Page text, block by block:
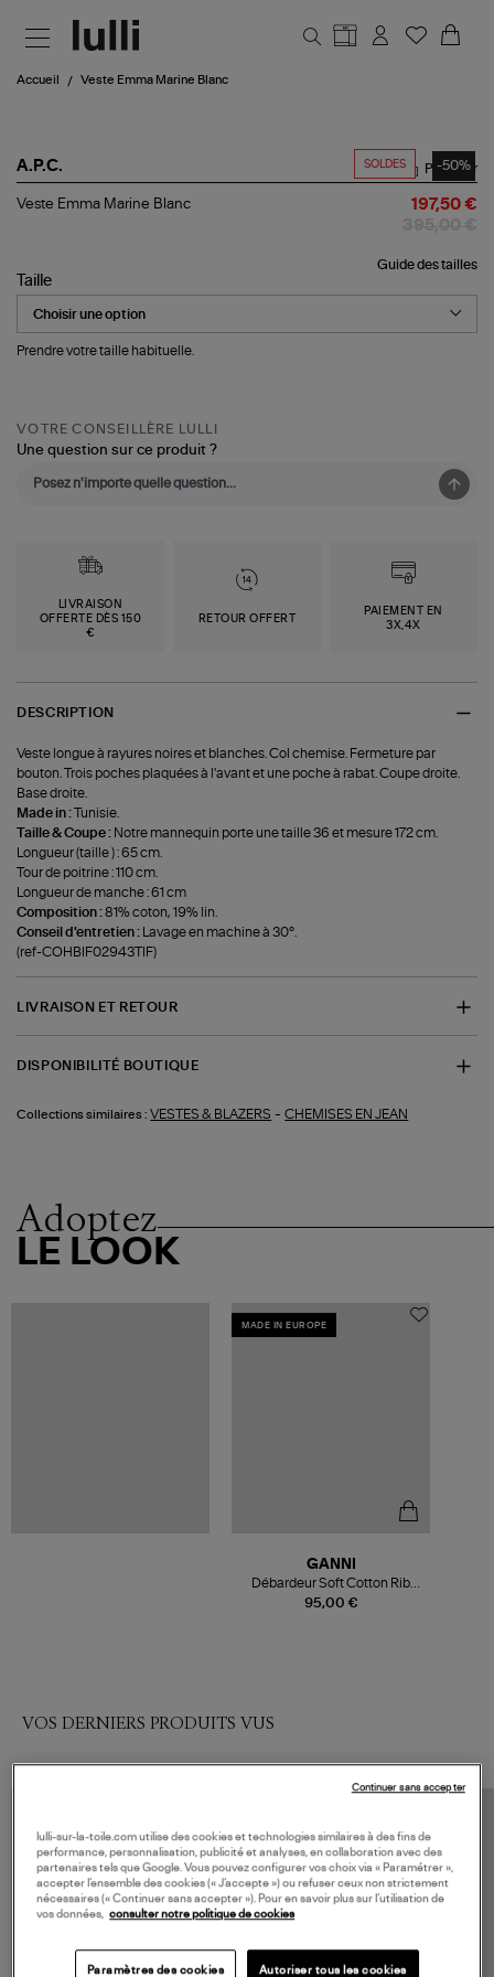
Accueil Veste Emma Marine Blanc
SOLDES -50%
A.P.C.
Veste
Partager
Veste Emma Marine Blanc 197,50 €
Guide des tailles
Taille
Prendre votre taille habituelle.
VOTRE CONSEILLÈRE LULLI
Une question sur ce produit ?
LIVRAISON
OFFERTE DÈS 150
€
RETOUR OFFERT
PAIEMENT EN
3X,4X
DESCRIPTION
Veste longue à rayures noires et blanches. Col chemise. Fermeture par
bouton. Trois poches plaquées à l'avant et une poche à rabat. Coupe droite.
Base droite.
Made in :Tunisie.
Taille & Coupe : Notre mannequin porte une taille 36 et mesure 172 cm.
Longueur (taille ) : 65 cm.
Tour de poitrine : 110 cm.
Longueur de manche : 61 cm
Composition :81% coton, 19% lin.
Conseil d'entretien :
Lavage en machine à 30°.
(ref-COHBIF02943TIF)
LIVRAISON ET RETOUR
DISPONIBILITÉ BOUTIQUE
Collections similaires : VESTES & BLAZERS -CHEMISES EN JEAN
Adoptez
LE LOOK
MADE IN EUROPE
95,00 €
GANNI
Débardeur Soft Cotton Rib
Black
VOS DERNIERS PRODUITS VUS
lulli-sur-la-toile.com utilise des cookies et technologies similaires à des fins de
performance, personnalisation, publicité et analyses, en collaboration avec des
partenaires tels que Google. Vous pouvez configurer vos choix via « Paramétrer »,
accepter l’ensemble des cookies (« J’accepte ») ou refuser ceux non strictement
nécessaires (« Continuer sans accepter »). Pour en savoir plus sur l’utilisation de
vos données,
consulter notre politique de cookies
Paramètres des cookies Autoriser tous les cookies
Continuer sans accepter